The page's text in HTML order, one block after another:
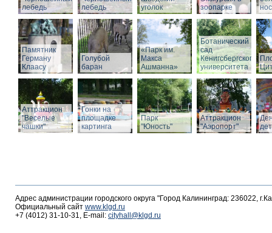
лебедь
лебедь
уголок
зоопарке
Памятник
Герману
Клаасу
Голубой
баран
«Парк им.
Макса
Ашманна»
Ботанический
сад
Кенигсбергского
университета
Аттракцион
"Веселые
чашки"
Гонки на
площадке
картинга
Парк
"Юность"
Аттракцион
"Аэропорт"
Адрес администрации городского округа "Город Калининград: 236022,
Официальный сайт www.klgd.ru
+7 (4012) 31-10-31, E-mail: cityhall@klgd.ru